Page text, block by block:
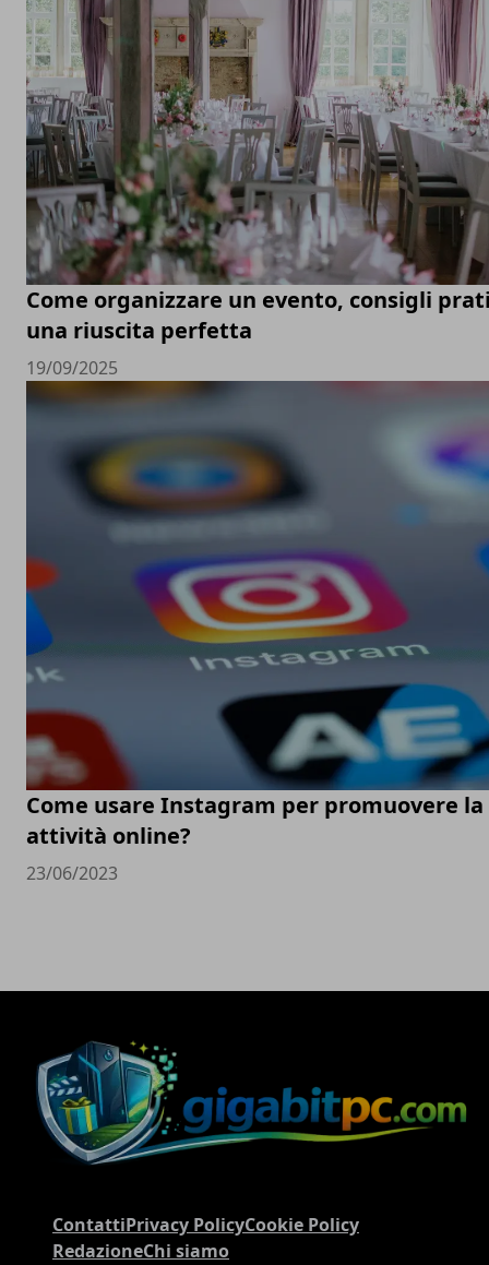
Come organizzare un evento, consigli
una riuscita perfetta
19/09/2025
Come usare Instagram per promuovere
attività online?
23/06/2023
ContattiPrivacy PolicyCookie Policy
RedazioneChi siamo